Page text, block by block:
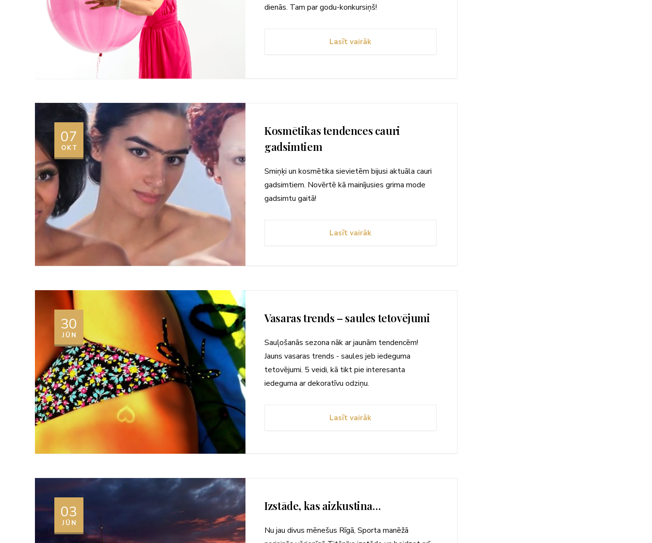
dienās. Tam par godu-konkursiņš!
Lasīt vairāk
07
OKT
Kosmētikas tendences cauri
gadsimtiem
Smiņķi un kosmētika sievietēm bijusi aktuāla cauri
gadsimtiem. Novērtē kā mainījusies grima mode
gadsimtu gaitā!
Lasīt vairāk
30
JŪN
Vasaras trends – saules tetovējumi
Sauļošanās sezona nāk ar jaunām tendencēm!
Jauns vasaras trends - saules jeb iedeguma
tetovējumi. 5 veidi, kā tikt pie interesanta
iedeguma ar dekoratīvu odziņu.
Lasīt vairāk
03
JŪN
Izstāde, kas aizkustina…
Nu jau divus mēnešus Rīgā, Sporta manēžā